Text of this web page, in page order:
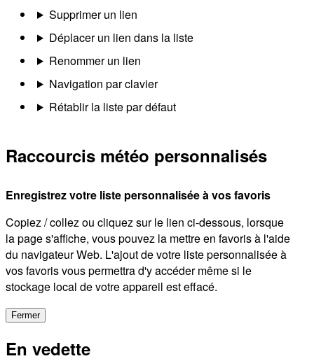
Supprimer un lien
Déplacer un lien dans la liste
Renommer un lien
Navigation par clavier
Rétablir la liste par défaut
Raccourcis météo personnalisés
Enregistrez votre liste personnalisée à vos favoris
Copiez / collez ou cliquez sur le lien ci-dessous, lorsque
la page s'affiche, vous pouvez la mettre en favoris à l'aide
du navigateur Web. L'ajout de votre liste personnalisée à
vos favoris vous permettra d'y accéder même si le
stockage local de votre appareil est effacé.
Fermer
En vedette